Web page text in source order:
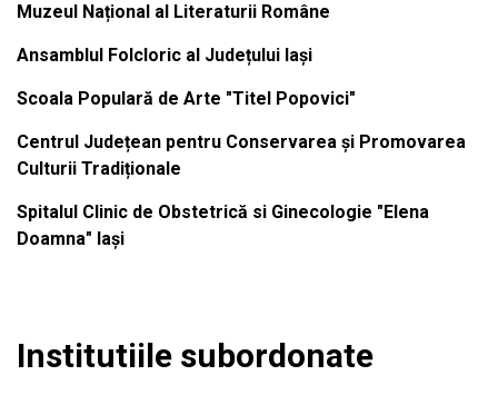
Muzeul Național al Literaturii Române
Ansamblul Folcloric al Județului Iași
Scoala Populară de Arte "Titel Popovici"
Centrul Județean pentru Conservarea și Promovarea
Culturii Tradiționale
Spitalul Clinic de Obstetrică si Ginecologie "Elena
Doamna" Iași
Institutiile subordonate